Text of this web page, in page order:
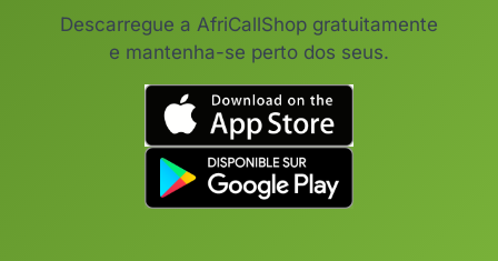
Descarregue a AfriCallShop gratuitamente
e mantenha-se perto dos seus.